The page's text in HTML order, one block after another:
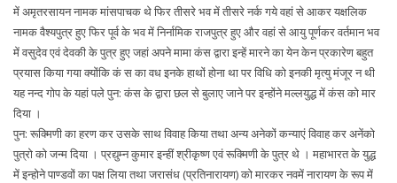
में अमृतरसायन नामक मांसपाचक थे फिर तीसरे भव में तीसरे नर्क गये वहां से आकर यक्षलिक
नामक वैश्यपुत्र हुए फिर पूर्व के भव में निर्नामिक राजपुत्र हुए और वहां से आयु पूर्णकर वर्तमान भव
में वसुदेव एवं देवकी के पुत्र हुए जहां अपने मामा कंस द्वारा इन्हें मारने का येन केन प्रकारेण बहुत
प्रयास किया गया क्योंकि कं स का वध इनके हाथों होना था पर विधि को इनकी मृत्यु मंजूर न थी
यह नन्द गोप के यहां पले पुन: कंस के द्वारा छल से बुलाए जाने पर इन्होंने मल्लयुद्ध में कंस को मार
दिया ।
पुन: रूक्मिणी का हरण कर उसके साथ विवाह किया तथा अन्य अनेकों कन्याएं विवाह कर अनेंको
पुत्रो को जन्म दिया । प्रद्युम्न कुमार इन्हीं श्रीकृष्ण एवं रूक्मिणी के पुत्र थे । महाभारत के युद्ध
में इन्होने पाण्डवों का पक्ष लिया तथा जरासंध (प्रतिनारायण) को मारकर नवमें नारायण के रूप में